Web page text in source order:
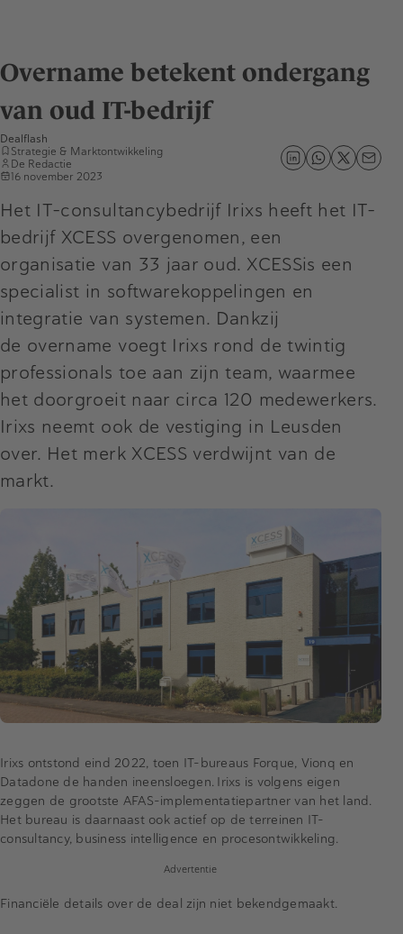
Overname betekent ondergang
van oud IT-bedrijf
Dealflash
Strategie & Marktontwikkeling
De Redactie
16 november 2023
Het IT-consultancybedrijf Irixs heeft het IT-
bedrijf XCESS overgenomen, een
organisatie van 33 jaar oud. XCESSis een
specialist in softwarekoppelingen en
integratie van systemen. Dankzij
de overname voegt Irixs rond de twintig
professionals toe aan zijn team, waarmee
het doorgroeit naar circa 120 medewerkers.
Irixs neemt ook de vestiging in Leusden
over. Het merk XCESS verdwijnt van de
markt.
Irixs ontstond eind 2022, toen IT-bureaus Forque, Vionq en
Datadone de handen ineensloegen. Irixs is volgens eigen
zeggen de grootste AFAS-implementatiepartner van het land.
Het bureau is daarnaast ook actief op de terreinen IT-
consultancy, business intelligence en procesontwikkeling.
Advertentie
Financiële details over de deal zijn niet bekendgemaakt.